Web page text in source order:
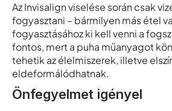
Az Invisalign viselése során csak
fogyasztani – bármilyen más étel
fogyasztásához ki kell venni a
fontos, mert a puha műanyagot
tehetik az élelmiszerek, illetve
eldeformálódhatnak.
Önfegyelmet igényel